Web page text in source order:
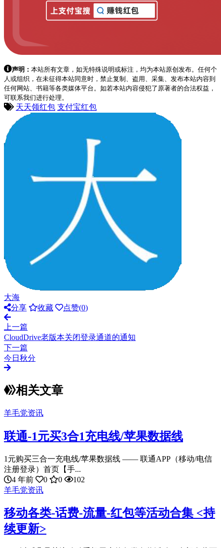
声明： 本站所有文章，如无特殊说明或标注，均为本站原创发布。任何个
人或组织，在未征得本站同意时，禁止复制、盗用、采集、发布本站内容到
任何网站、书籍等各类媒体平台。如若本站内容侵犯了原著者的合法权益，
可联系我们进行处理。
天天领红包 支付宝红包
大海
分享
收藏 点赞(0)
上一篇
CloudDrive老版本关闭登录通道的通知
下一篇
今日秋分
相关文章
羊毛党资讯
联通-1元买3合1充电线/苹果数据线
1元购买三合一充电线/苹果数据线 —— 联通APP（移动/电信
注册登录）首页【手...
4 年前
0 0
102
羊毛党资讯
移动各类-话费-流量-红包等活动合集 <持
续更新>